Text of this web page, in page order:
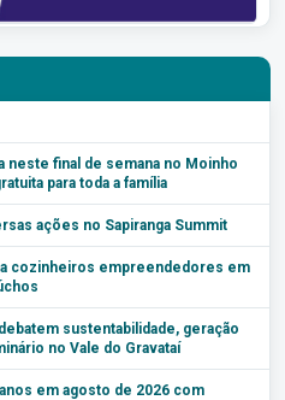
final de semana no Moinho
para toda a família
ações no Sapiranga Summit
cozinheiros empreendedores em
sustentabilidade, geração
no Vale do Gravataí
em agosto de 2026 com